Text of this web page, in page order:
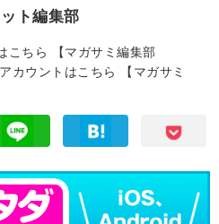
ト編集部
こちら
【マガサミ編集部
カウントはこちら
【マガサミ